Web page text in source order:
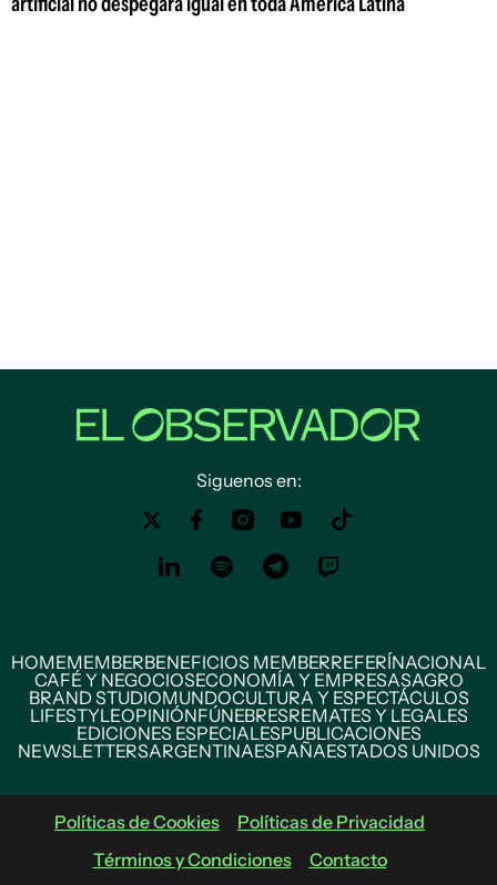
Siguenos en:
HOMEMEMBERBENEFICIOS MEMBERREFERÍNACIONAL
CAFÉ Y NEGOCIOSECONOMÍA Y EMPRESASAGRO
BRAND STUDIOMUNDOCULTURA Y ESPECTÁCULOS
LIFESTYLEOPINIÓNFÚNEBRESREMATES Y LEGALES
EDICIONES ESPECIALESPUBLICACIONES
NEWSLETTERSARGENTINAESPAÑAESTADOS UNIDOS
Políticas de Cookies
Políticas de Privacidad
Términos y Condiciones
Contacto